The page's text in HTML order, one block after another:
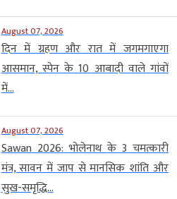
August 07, 2026
दिन में ग्रहण और रात में जगमगाएगा
आसमान, स्पेन के 10 आबादी वाले गांवों
में...
August 07, 2026
Sawan 2026: भोलेनाथ के 3 चमत्कारी
मंत्र, सावन में जाप से मानसिक शांति और
सुख-समृद्धि...